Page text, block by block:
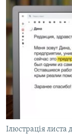
Ілюстрація листа